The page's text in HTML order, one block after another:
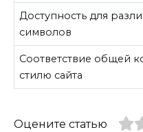
Доступность для
символов
Соответствие общей
стилю сайта
Оцените статью